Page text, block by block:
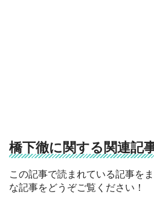
橋下徹に関する関連記
この記事で読まれている記事を
な記事をどうぞご覧ください！